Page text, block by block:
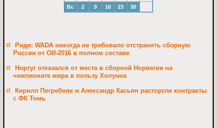
Вс
2 9 16 23 30
Риди: WADA никогда не требовало отстранять сборную
России от ОИ-2016 в полном составе
Нортуг отказался от места в сборной Норвегии на
чемпионате мира в пользу Холунна
Кирилл Погребняк и Александр Касьян расторгли контракты
с ФК Томь